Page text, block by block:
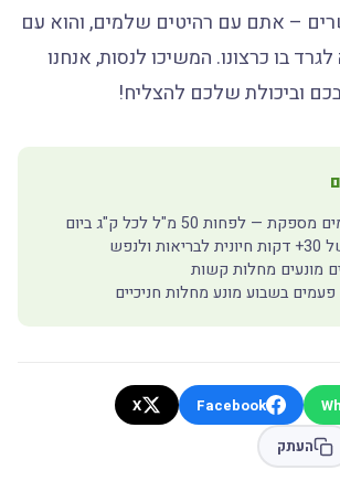
– אתם עם רהיטים שלמים, והוא עם
בו כרצונו. המשיכו לנסות, אנחנו
וביכולת שלכם להצליח!
— לפחות 50 מ"ל לכל ק"ג ביום
מונעים מחלות קשות
Facebook
X
העתק